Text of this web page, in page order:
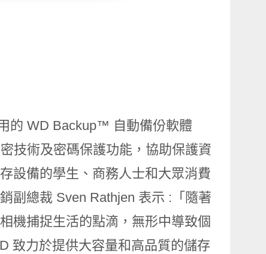
的 WD Backup™ 自動備份軟體
技術及密碼保護功能，協助保護資
設備的學生、商務人士和大眾消費
副總裁 Sven Rathjen 表示 : 「隨著
機捕捉生活的點滴，無形中導致個
致力於提供大容量和高品質的儲存